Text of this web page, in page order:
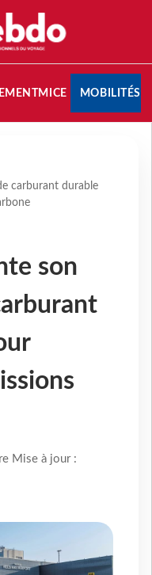
MICE MOBILITÉS
carburant durable
son
Mise à jour :